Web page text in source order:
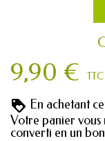
9,90 € TTC
En achetant
Votre panier
converti en un